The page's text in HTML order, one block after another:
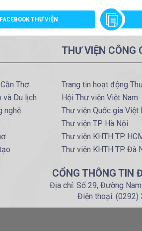
VĂN HOÁ, THỂ THAO
QUẬN Ô MÔN - ĐẠI
DÂN TỘC" TP. CẦN
NĂM 2019
THƯ VIỆN
Thơ
và Du lịch
nghệ
THƯ VIỆN CÔNG
Trang tin hoạt động
Hội Thư viện Việt Nam
Thư viện Quốc gia Việt
Thư viện TP. Hà Nội
Thư viện KHTH TP.
Thư viện KHTH TP. Đà
CỔNG THÔNG TIN
Địa chỉ: Số 29, Đường
Điện thoại: (0292)